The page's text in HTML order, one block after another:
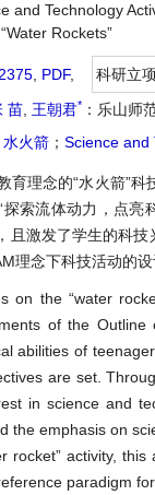
and Technology
Rockets”
PDF,
科研立
苗 王朝君* ：乐山师
水火箭 ； Science and
育理念的“水火箭”
索流体动力，点
且激发了学生的科
理念下科技活动的
on the “water
of the
abilities of
are set.
in science and
the emphasis on
rocket” activity,
paradigm